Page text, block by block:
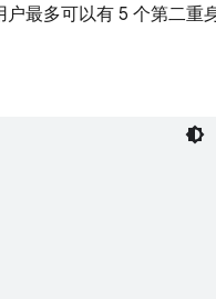
最多可以有 5 个第二重